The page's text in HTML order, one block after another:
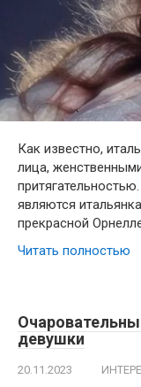
Как известно,
лица,
являются
прекрасной
Читать полностью
девушки
20.11.2023